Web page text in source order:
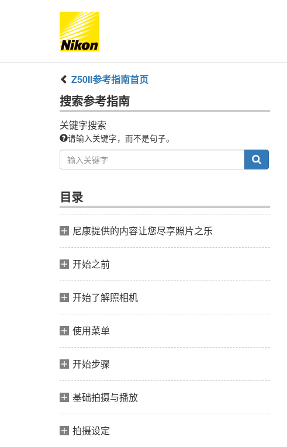
Z50II参考指南首页
搜索参考指南
关键字搜索
请输入关键字，而不是句子。
目录
尼康提供的内容让您尽享照片之乐
开始之前
开始了解照相机
使用菜单
开始步骤
基础拍摄与播放
拍摄设定